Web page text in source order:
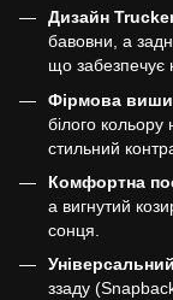
Дизайн
бавовни, а
що забезпечує
Фірмова
білого
стильний
Комфортна
а вигнутий
сонця.
ззаду